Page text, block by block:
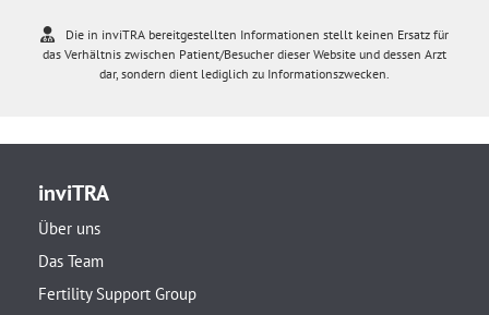
Die in inviTRA bereitgestellten Informationen stellt keinen Ersatz für
das Verhältnis zwischen Patient/Besucher dieser Website und dessen Arzt
dar, sondern dient lediglich zu Informationszwecken.
inviTRA
Über uns
Das Team
Fertility Support Group